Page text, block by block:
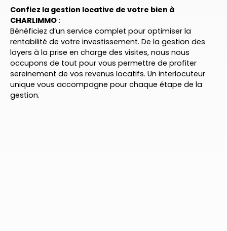
Confiez la gestion locative de votre bien à
CHARLIMMO :
Bénéficiez d’un service complet pour optimiser la
rentabilité de votre investissement. De la gestion des
loyers à la prise en charge des visites, nous nous
occupons de tout pour vous permettre de profiter
sereinement de vos revenus locatifs. Un interlocuteur
unique vous accompagne pour chaque étape de la
gestion.